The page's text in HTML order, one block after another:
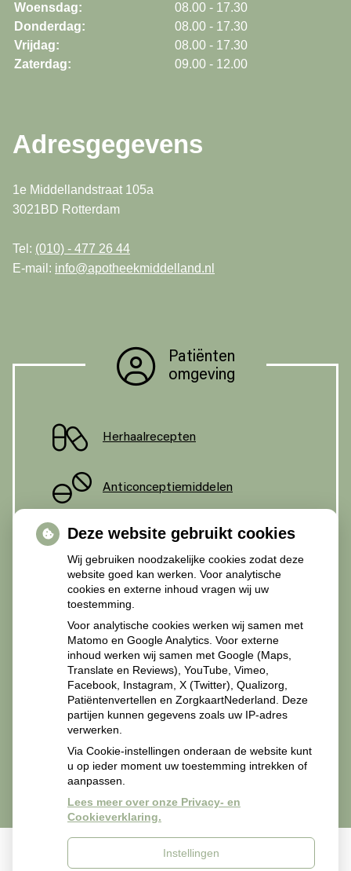
Woensdag:
08.00 - 17.30
Donderdag:
08.00 - 17.30
Vrijdag:
08.00 - 17.30
Zaterdag:
09.00 - 12.00
Adresgegevens
1e Middellandstraat 105a
3021BD Rotterdam
Tel: (010) - 477 26 44
E-mail: info@apotheekmiddelland.nl
Patiënten
omgeving
Herhaalrecepten
Anticonceptiemiddelen
Diabetesmiddelen
Recepten Zorgverleners
Recepten van zorgverleners svp mailen naar
apotheekmiddelland@zorgmail.nl.
Deze website gebruikt cookies
Wij gebruiken noodzakelijke cookies zodat deze
website goed kan werken. Voor analytische
cookies en externe inhoud vragen wij uw
toestemming.
Voor analytische cookies werken wij samen met
Matomo en Google Analytics. Voor externe
inhoud werken wij samen met Google (Maps,
Translate en Reviews), YouTube, Vimeo,
Facebook, Instagram, X (Twitter), Qualizorg,
Patiëntenvertellen en ZorgkaartNederland. Deze
partijen kunnen gegevens zoals uw IP-adres
verwerken.
Via Cookie-instellingen onderaan de website kunt
u op ieder moment uw toestemming intrekken of
aanpassen.
Lees meer over onze Privacy- en
Cookieverklaring.
Instellingen